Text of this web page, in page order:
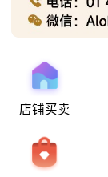
店铺买卖